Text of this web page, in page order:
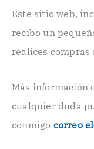
t
ó
n
o
.
Este sitio web,
recibo un
realices compras
Más información
cualquier duda
conmigo correo